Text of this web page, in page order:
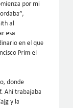
por mi
al
esa
en el que
Prim el
donde
Ahí trabajaba
y la